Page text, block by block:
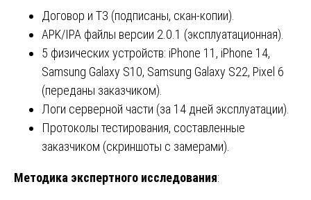
Договор и ТЗ (подписаны, скан-копии).
APK/IPA файлы версии 2.0.1 (эксплуатационная).
5 физических устройств: iPhone 11, iPhone 14,
Samsung Galaxy S10, Samsung Galaxy S22, Pixel 6
(переданы заказчиком).
Логи серверной части (за 14 дней эксплуатации).
Протоколы тестирования, составленные
заказчиком (скриншоты с замерами).
Методика экспертного исследования: